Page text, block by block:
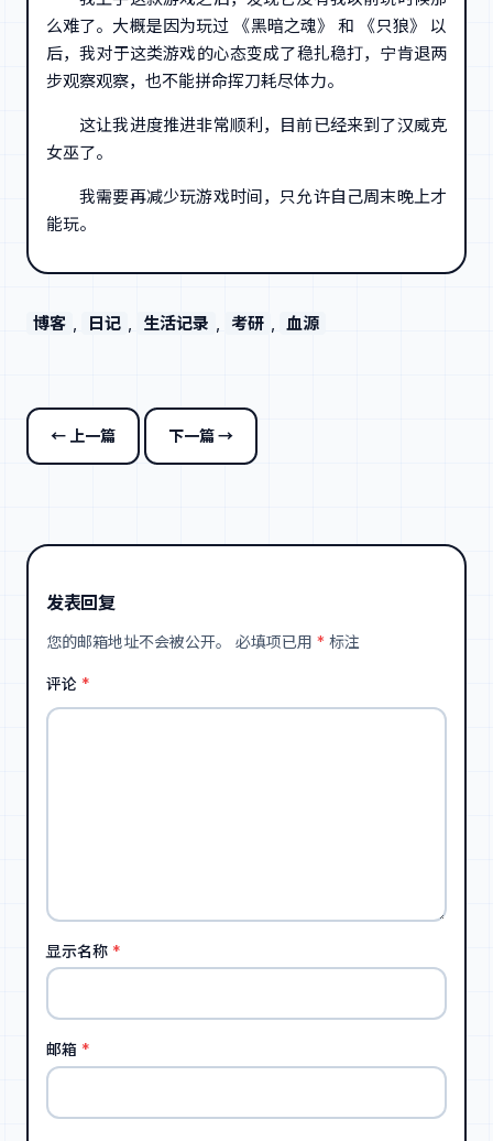
么难了。大概是因为玩过 《黑暗之魂》 和 《只狼》 以
后，我对于这类游戏的心态变成了稳扎稳打，宁肯退两
步观察观察，也不能拼命挥刀耗尽体力。
这让我进度推进非常顺利，目前已经来到了汉威克
女巫了。
我需要再减少玩游戏时间，只允许自己周末晚上才
能玩。
博客 , 日记 , 生活记录 , 考研 , 血源
← 上一篇 下一篇 →
发表回复
您的邮箱地址不会被公开。 必填项已用 * 标注
评论 *
显示名称 *
邮箱 *